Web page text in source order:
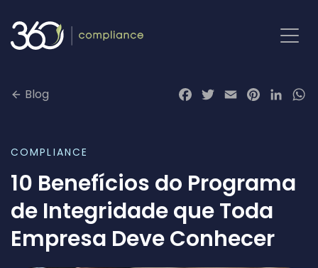
para
Blog
Facebook
Twitter
EmailPinterest
COMPLIANCE
10 Benefícios do Programa
de Integridade que Toda
Empresa Deve Conhecer